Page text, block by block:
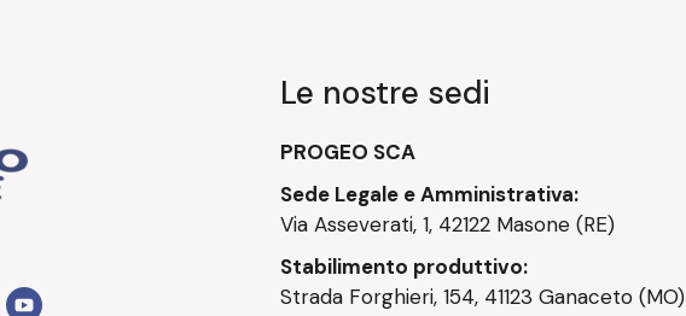
Le nostre sedi
PROGEO SCA
Sede Legale e Amministrativa:
Via Asseverati, 1, 42122 Masone (RE)
Stabilimento produttivo:
Strada Forghieri, 154, 41123 Ganaceto (MO)